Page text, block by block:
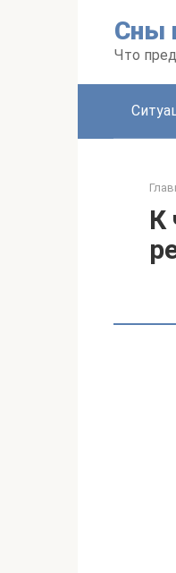
Сны
Что
К